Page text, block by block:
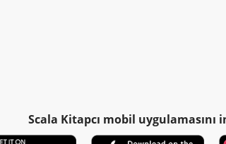
Scala Kitapcı mobil